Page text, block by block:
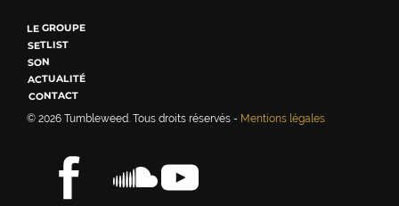
LE GROUPE
SETLIST
SON
ACTUALITÉ
CONTACT
© 2026 Tumbleweed. Tous droits réservés - Mentions légales